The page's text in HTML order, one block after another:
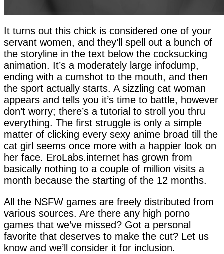
It turns out this chick is considered one of your
servant women, and they’ll spell out a bunch of
the storyline in the text below the cocksucking
animation. It’s a moderately large infodump,
ending with a cumshot to the mouth, and then
the sport actually starts. A sizzling cat woman
appears and tells you it’s time to battle, however
don’t worry; there’s a tutorial to stroll you thru
everything. The first struggle is only a simple
matter of clicking every sexy anime broad till the
cat girl seems once more with a happier look on
her face. EroLabs.internet has grown from
basically nothing to a couple of million visits a
month because the starting of the 12 months.
All the NSFW games are freely distributed from
various sources. Are there any high porno
games that we’ve missed? Got a personal
favorite that deserves to make the cut? Let us
know and we’ll consider it for inclusion.